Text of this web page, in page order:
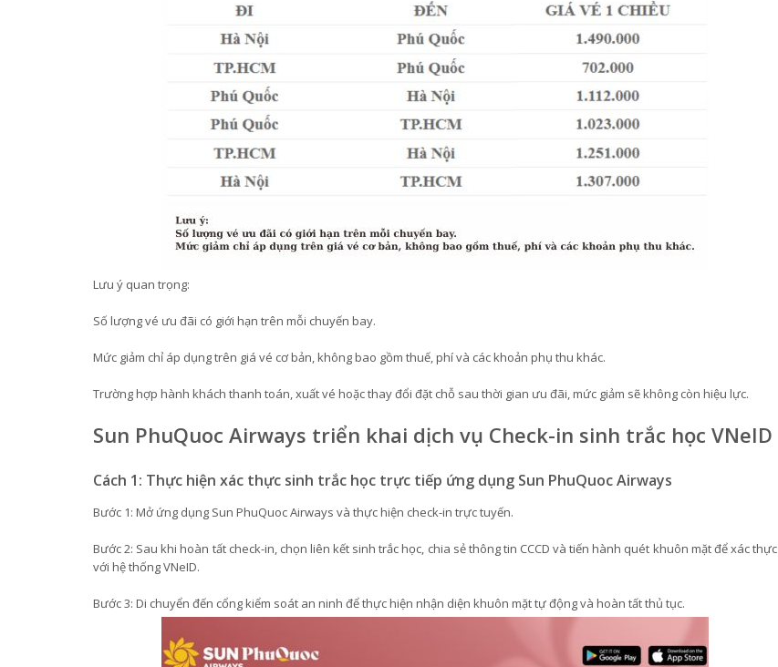
Lưu ý quan trọng:
Số lượng vé ưu đãi có giới hạn trên mỗi chuyến bay.
Mức giảm chỉ áp dụng trên giá vé cơ bản, không bao gồm thuế, phí và các khoản phụ thu khác.
Trường hợp hành khách thanh toán, xuất vé hoặc thay đổi đặt chỗ sau thời gian ưu đãi, mức giảm sẽ không còn hiệu lực.
Sun PhuQuoc Airways triển khai dịch vụ Check-in sinh trắc học VNeID
Cách 1: Thực hiện xác thực sinh trắc học trực tiếp ứng dụng Sun PhuQuoc Airways
Bước 1: Mở ứng dụng Sun PhuQuoc Airways và thực hiện check-in trực tuyến.
Bước 2: Sau khi hoàn tất check-in, chọn liên kết sinh trắc học, chia sẻ thông tin CCCD và tiến hành quét khuôn mặt để xác thực
với hệ thống VNeID.
Bước 3: Di chuyển đến cổng kiểm soát an ninh để thực hiện nhận diện khuôn mặt tự động và hoàn tất thủ tục.